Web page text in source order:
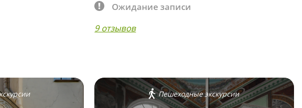
Ожидание записи
9 отзывов
Пешеходные экскурсии